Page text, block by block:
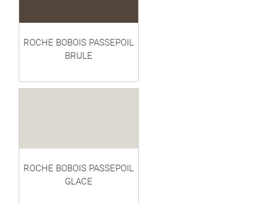
ROCHE BOBOIS PASSEPOIL
BRULE
ROCHE BOBOIS PASSEPOIL
GLACE